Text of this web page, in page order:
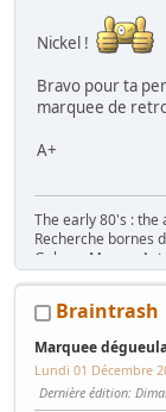
Nickel !
Bravo pour ta
marquee de
A+
The early 80's : the
Recherche bornes
Galaga, Mappy,
Star Wars, Donkey
Gottlieb des
Divers : Ice Cold
Maséance sur le
Magaming room,
Braintrash
Marquee
Lundi 01 Décembre
Dernière édition: